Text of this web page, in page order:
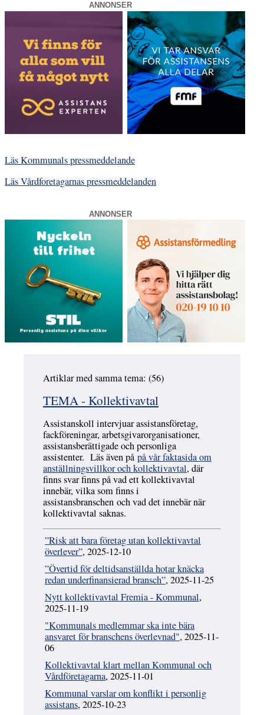
ANNONSER
Läs Kommunals pressmeddelande
Läs Vårdforetagarnas pressmeddelanden
ANNONSER
Artiklar med samma tema: (56)
TEMA - Kollektivavtal
Assistanskoll intervjuar assistansföretag,
fackföreningar, arbetsgivarorganisationer,
assistansberättigade och personliga
assistenter. Läs även på på vår faktasida om
anställningsvillkor och kollektivavtal, där
finns svar finns på vad ett kollektivavtal
innebär, vilka som finns i
assistansbranschen och vad det innebär när
kollektivavtal saknas.
”Risk att bara företag utan kollektivavtal
överlever”, 2025-12-10
”Övertid för deltidsanställda hotar knäcka
redan underfinansierad bransch”, 2025-11-25
Nytt kollektivavtal Fremia - Kommunal,
2025-11-19
"Kommunals medlemmar ska inte bära
ansvaret för branschens överlevnad", 2025-11-
06
Kollektivavtal klart mellan Kommunal och
Vårdföretagarna, 2025-11-01
Kommunal varslar om konflikt i personlig
assistans, 2025-10-23